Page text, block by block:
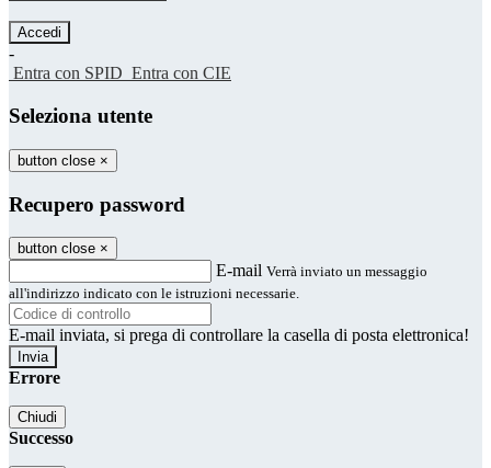
-
Entra con SPID Entra con CIE
Seleziona utente
button close ×
Recupero password
button close ×
E-mail Verrà inviato un messaggio
all'indirizzo indicato con le istruzioni necessarie.
E-mail inviata, si prega di controllare la casella di posta elettronica!
Errore
Chiudi
Successo